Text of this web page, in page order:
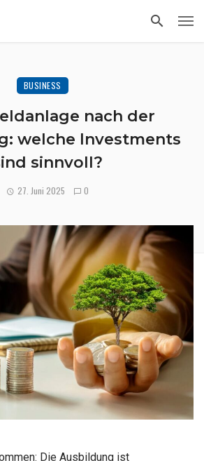
BUSINESS
nach der
welche Investments
sinnvoll?
27. Juni 2025 0
Die Ausbildung ist